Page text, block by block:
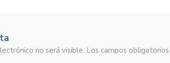
no será visible. Los campos